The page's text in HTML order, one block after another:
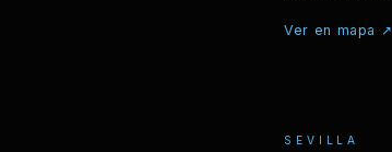
Ver en mapa ↗
SEVILLA